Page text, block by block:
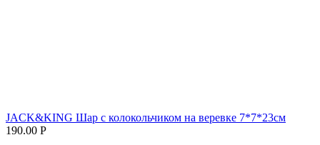
JACK&KING Шар с колокольчиком на веревке 7*7*23см
190.00 Р